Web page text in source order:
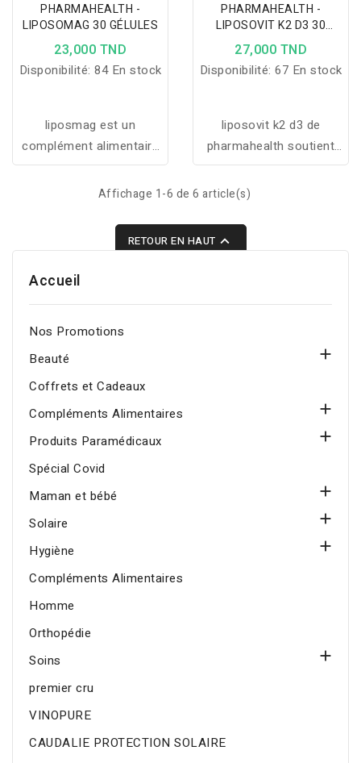
PHARMAHEALTH -
LIPOSOMAG 30 GÉLULES
23,000 TND
Disponibilité: 84 En stock
liposmag est un
complément alimentaire
à base de magnésium et
vitamines essentielles qui
musculaire et
fonctionnement du
système nerveux.
PHARMAHEALTH -
LIPOSOVIT K2 D3 30
GELULES
27,000 TND
Disponibilité: 67 En stock
liposovit k2 d3 de
pharmahealth soutient
les os et le cœur grâce à
sa formule vitamine k2 et
pour un mois de
supplémentation
Affichage 1-6 de 6 article(s)
RETOUR EN HAUT 
Accueil
Nos Promotions
Beauté

Coffrets et Cadeaux
Compléments Alimentaires

Produits Paramédicaux

Spécial Covid
Maman et bébé

Solaire

Hygiène

Compléments Alimentaires
Homme
Orthopédie
Soins

premier cru
VINOPURE
CAUDALIE PROTECTION SOLAIRE